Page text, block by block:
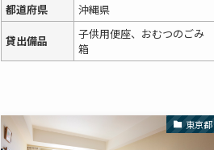
都道府県
沖縄県
貸出備品
子供用便座、おむつのごみ
箱
東京都